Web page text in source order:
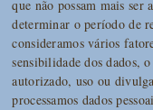
que não possam mais ser
determinar o período de
consideramos vários
sensibilidade dos dados,
autorizado, uso ou
processamos dados